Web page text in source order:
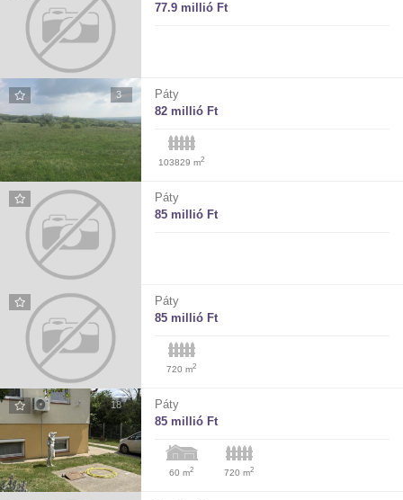
77.9 millió Ft
3
Páty
82 millió Ft
103829 m2
Páty
85 millió Ft
Páty
85 millió Ft
720 m2
18
Páty
85 millió Ft
60 m2 720 m2